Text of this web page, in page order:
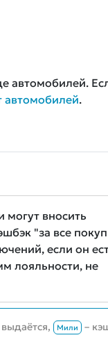
автомобилей.
автомобилей.
вносить
"за все
если он
лояльности, не
Мили
–